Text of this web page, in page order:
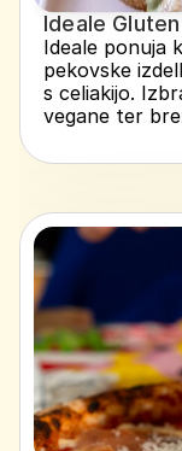
Ideale
Ideale ponuja
pekovske
s celiakijo.
vegane ter